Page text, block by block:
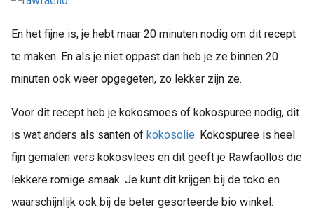
En het fijne is, je hebt maar 20 minuten nodig om dit recept
te maken. En als je niet oppast dan heb je ze binnen 20
minuten ook weer opgegeten, zo lekker zijn ze.
Voor dit recept heb je kokosmoes of kokospuree nodig, dit
is wat anders als santen of kokosolie. Kokospuree is heel
fijn gemalen vers kokosvlees en dit geeft je Rawfaollos die
lekkere romige smaak. Je kunt dit krijgen bij de toko en
waarschijnlijk ook bij de beter gesorteerde bio winkel.